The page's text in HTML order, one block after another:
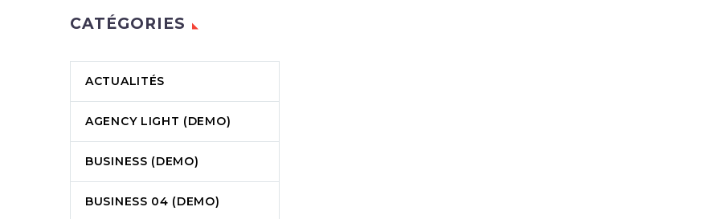
CATÉGORIES
ACTUALITÉS
AGENCY LIGHT (DEMO)
BUSINESS (DEMO)
BUSINESS 04 (DEMO)